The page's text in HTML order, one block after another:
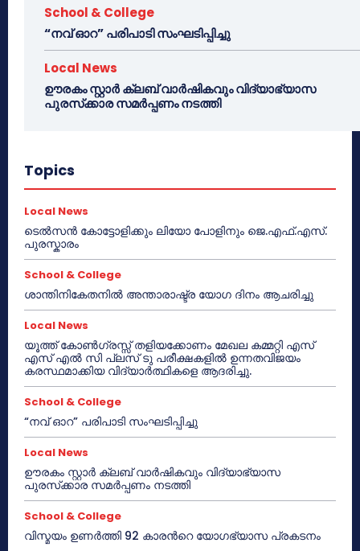
School & College
“നവ് ഓറ” പരിപാടി സംഘടിപ്പിച്ചു
Local News
ഊരകം സ്റ്റാർ ക്ലബ് വാർഷികവും വിദ്യാഭ്യാസ
പുരസ്‌ക്കാര സമർപ്പണം നടത്തി
Topics
Local News
ടെൽസൻ കോട്ടോളിക്കും ലിയോ പോളിനും ജെ.എഫ്.എസ്.
പുരസ്കാരം
School & College
ശാന്തിനികേതനിൽ അന്താരാഷ്ട്ര യോഗ ദിനം ആചരിച്ചു
Local News
യൂത്ത് കോൺഗ്രസ്സ് തളിയക്കോണം മേഖല കമ്മറ്റി എസ്
എസ് എൽ സി പ്ലസ് ടു പരീക്ഷകളിൽ ഉന്നതവിജയം
കരസ്ഥമാക്കിയ വിദ്യാർത്ഥികളെ ആദരിച്ചു.
School & College
“നവ് ഓറ” പരിപാടി സംഘടിപ്പിച്ചു
Local News
ഊരകം സ്റ്റാർ ക്ലബ് വാർഷികവും വിദ്യാഭ്യാസ
പുരസ്‌ക്കാര സമർപ്പണം നടത്തി
School & College
വിസ്മയം ഉണർത്തി 92 കാരൻറെ യോഗഭ്യാസ പ്രകടനം